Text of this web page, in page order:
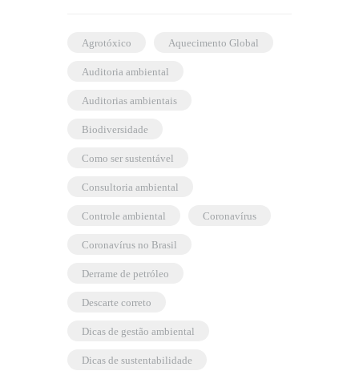
agrotóxico Aquecimento Global
auditoria ambiental
auditorias ambientais
biodiversidade
como ser sustentável
consultoria ambiental
controle ambiental coronavírus
coronavírus no Brasil
derrame de petróleo
descarte correto
dicas de gestão ambiental
dicas de sustentabilidade